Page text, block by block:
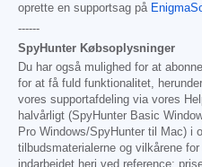
oprette en supportsag på
------
SpyHunter Købsoplysninger
Du har også mulighed for at
for at få fuld funktionalitet,
vores supportafdeling via vores
halvårligt (SpyHunter Basic
Pro Windows/SpyHunter til Mac) i
tilbudsmaterialerne og vilkårene
indarbejdet heri ved reference;